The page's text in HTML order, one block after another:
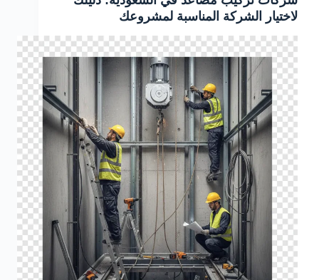
لاختيار الشركة المناسبة لمشروعك